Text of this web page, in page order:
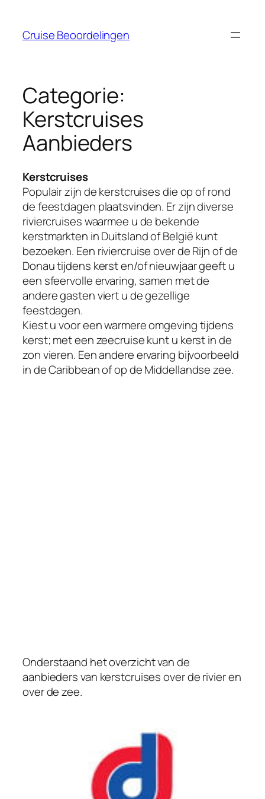
Cruise Beoordelingen
Categorie:
Kerstcruises
Aanbieders
Kerstcruises
Populair zijn de kerstcruises die op of rond
de feestdagen plaatsvinden. Er zijn diverse
riviercruises waarmee u de bekende
kerstmarkten in Duitsland of België kunt
bezoeken. Een riviercruise over de Rijn of de
Donau tijdens kerst en/of nieuwjaar geeft u
een sfeervolle ervaring, samen met de
andere gasten viert u de gezellige
feestdagen.
Kiest u voor een warmere omgeving tijdens
kerst; met een zeecruise kunt u kerst in de
zon vieren. Een andere ervaring bijvoorbeeld
in de Caribbean of op de Middellandse zee.
Onderstaand het overzicht van de
aanbieders van kerstcruises over de rivier en
over de zee.